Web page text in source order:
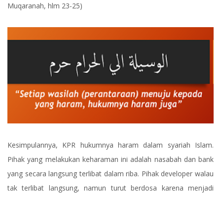
Muqaranah, hlm 23-25)
Kesimpulannya, KPR hukumnya haram dalam syariah Islam.
Pihak yang melakukan keharaman ini adalah nasabah dan bank
yang secara langsung terlibat dalam riba. Pihak developer walau
tak terlibat langsung, namun turut berdosa karena menjadi